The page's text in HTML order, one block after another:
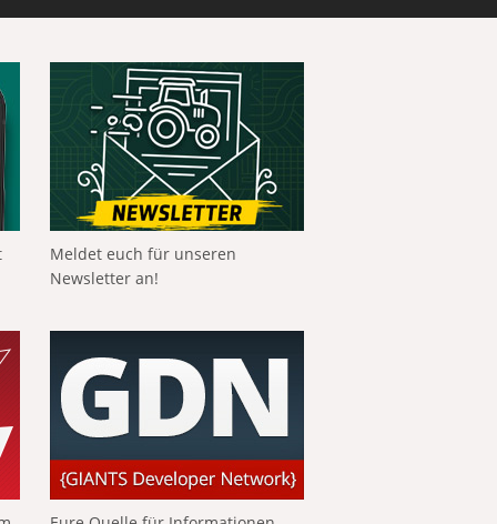
Meldet euch für unseren
Newsletter an!